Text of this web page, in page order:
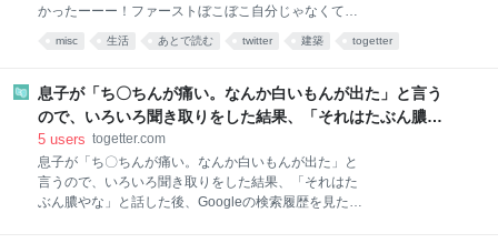
かったーーー！ファーストぼこぼこ自分じゃなくて！
これで第二波いつでもいけます！！！✌️いやーほっと
した！ 杉床を採用しようとしている方々へ忠告です。
す。 pic.x.com/kcC81xM17R 2026-08-05 20:00:49
misc 生活 あとで読む twitter 建築 togetter
息子が「ち〇ちんが痛い。なんか白いもんが出た」と言う
ので、いろいろ聞き取りをした結果、「それはたぶん膿や
な」と話した後、Googleの検索履歴を見たら「ち〇こから
ウニが出た」と残ってた
5 users togetter.com
息子が「ち〇ちんが痛い。なんか白いもんが出た」と
言うので、いろいろ聞き取りをした結果、「それはた
ぶん膿やな」と話した後、Googleの検索履歴を見たら